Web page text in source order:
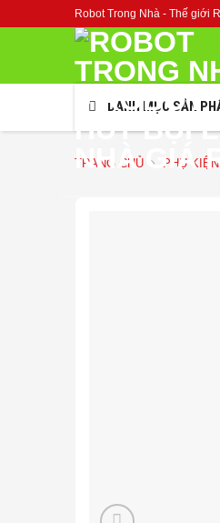
to
Robot Trong Nhà - Thế giới
DANH MỤC SẢN
TRANG CHỦ PHỤ